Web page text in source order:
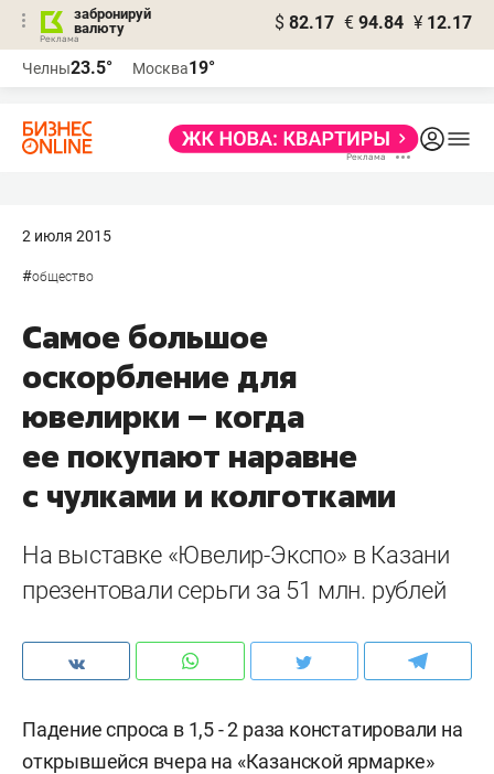
забронируй
валюту
$ 82.17 € 94.84 ¥ 12.17
Челны23.5° Москва19°
2 июля 2015
#общество
Самое большое
оскорбление для
ювелирки – когда
ее покупают наравне
с чулками и колготками
На выставке «Ювелир-Экспо» в Казани
презентовали серьги за 51 млн. рублей
Падение спроса в 1,5 - 2 раза констатировали на
открывшейся вчера на «Казанской ярмарке»